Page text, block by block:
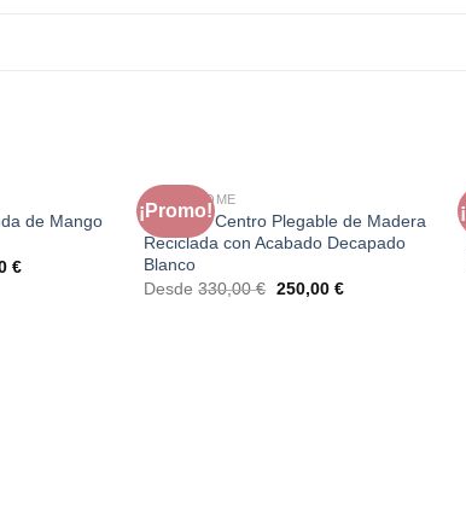
de Mango
€El
¡Promo!
FAURA HOME
Mesa de Centro Plegable de Madera
Reciclada con Acabado Decapado
Blanco
Desde330,00€ El
250,00 €El